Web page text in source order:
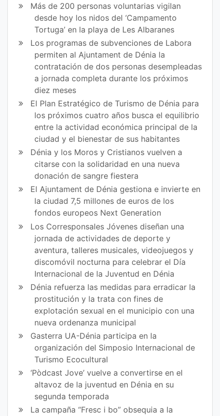
Más de 200 personas voluntarias vigilan
desde hoy los nidos del ‘Campamento
Tortuga’ en la playa de Les Albaranes
Los programas de subvenciones de Labora
permiten al Ajuntament de Dénia la
contratación de dos personas desempleadas
a jornada completa durante los próximos
diez meses
El Plan Estratégico de Turismo de Dénia para
los próximos cuatro años busca el equilibrio
entre la actividad económica principal de la
ciudad y el bienestar de sus habitantes
Dénia y los Moros y Cristianos vuelven a
citarse con la solidaridad en una nueva
donación de sangre fiestera
El Ajuntament de Dénia gestiona e invierte en
la ciudad 7,5 millones de euros de los
fondos europeos Next Generation
Los Corresponsales Jóvenes diseñan una
jornada de actividades de deporte y
aventura, talleres musicales, videojuegos y
discomóvil nocturna para celebrar el Día
Internacional de la Juventud en Dénia
Dénia refuerza las medidas para erradicar la
prostitución y la trata con fines de
explotación sexual en el municipio con una
nueva ordenanza municipal
Gasterra UA-Dénia participa en la
organización del Simposio Internacional de
Turismo Ecocultural
‘Pòdcast Jove’ vuelve a convertirse en el
altavoz de la juventud en Dénia en su
segunda temporada
La campaña “Fresc i bo” obsequia a la